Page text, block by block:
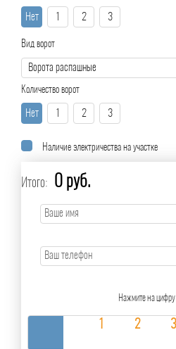
Нет 2 3
Вид ворот
Количество ворот
Нет 2 3
Наличие электричества на участке
Итого: 0 руб.
Нажмите на цифру